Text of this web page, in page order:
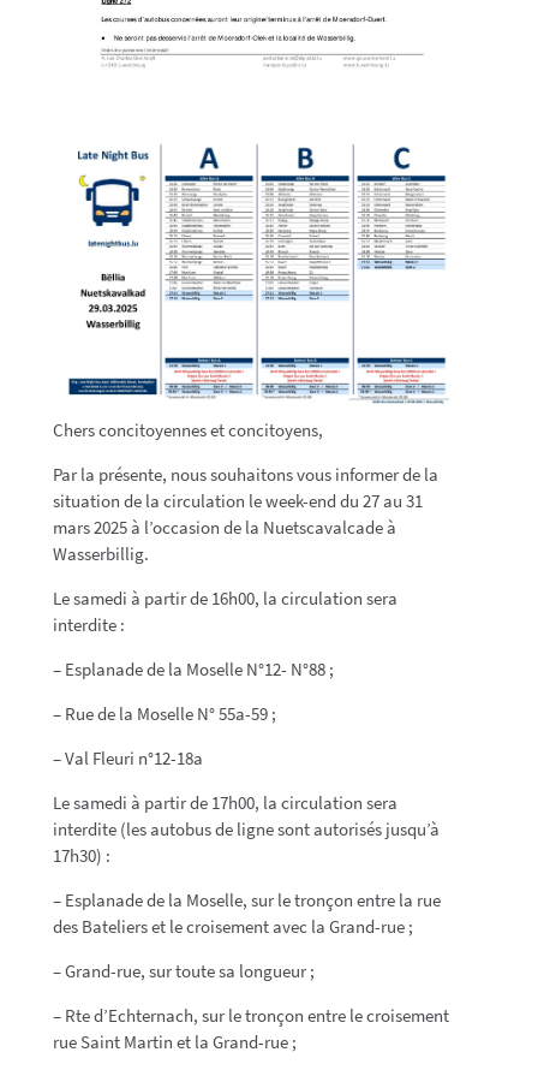
Chers concitoyennes et concitoyens,
Par la présente, nous souhaitons vous informer de la
situation de la circulation le week-end du 27 au 31
mars 2025 à l’occasion de la Nuetscavalcade à
Wasserbillig.
Le samedi à partir de 16h00, la circulation sera
interdite :
– Esplanade de la Moselle N°12- N°88 ;
– Rue de la Moselle N° 55a-59 ;
– Val Fleuri n°12-18a
Le samedi à partir de 17h00, la circulation sera
interdite (les autobus de ligne sont autorisés jusqu’à
17h30) :
– Esplanade de la Moselle, sur le tronçon entre la rue
des Bateliers et le croisement avec la Grand-rue ;
– Grand-rue, sur toute sa longueur ;
– Rte d’Echternach, sur le tronçon entre le croisement
rue Saint Martin et la Grand-rue ;